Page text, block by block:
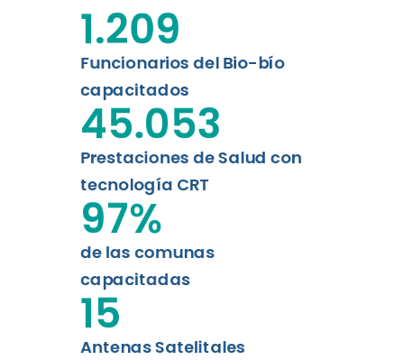
Funcionarios del Bio-bío
capacitados
1.209
Prestaciones de Salud con
tecnología CRT
45.053
de las comunas
capacitadas
97%
Antenas Satelitales
15